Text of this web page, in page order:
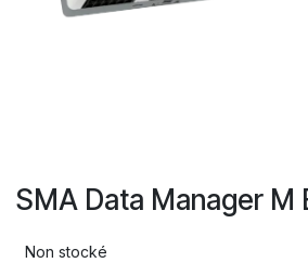
SMA Data Manager M
Non stocké